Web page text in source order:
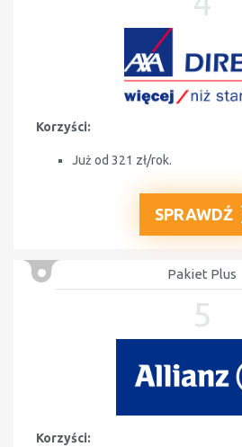
Korzyści:
Już od 321 zł/rok.
SPRAWDŹ
Pakiet Plus
5
Korzyści: